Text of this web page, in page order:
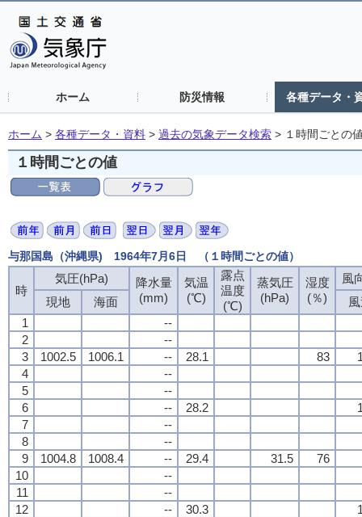
ホーム 防災情報 各種データ・
ホーム > 各種データ・資料 > 過去の気象データ検索 > １時間ごとの
１時間ごとの値
与那国島（沖縄県) 1964年7月6日 （１時間ごとの値）
時
気圧(hPa)
降水量
(mm)
気温
(℃)
露点
温度
(℃)
蒸気圧
(hPa)
湿度
(％)
風
現地
海面
1
--
2
--
3
1002.5 1006.1 -- 28.1 83
4
--
5
--
6
-- 28.2
7
--
8
--
9
1004.8 1008.4 -- 29.4 31.5
76
10
--
11
--
12
-- 30.3